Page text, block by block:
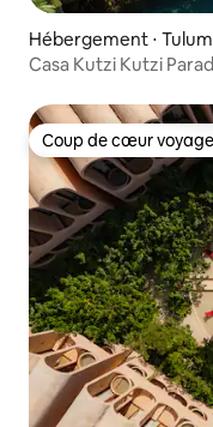
Hébergement ⋅ Tulum
Casa Kutzi Kutzi
Coup de cœur
Coup de cœur